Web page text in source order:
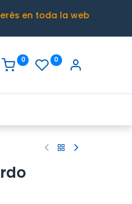
en toda la web
0 0